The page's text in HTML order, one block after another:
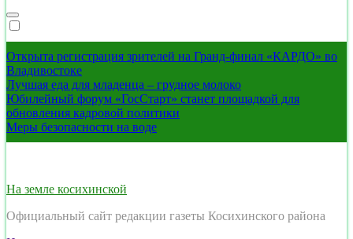
Открыта регистрация зрителей на Гранд-финал «КАРДО» во
Владивостоке
Лучшая еда для младенца – грудное молоко
Юбилейный форум «ГосСтарт» станет площадкой для
обновления кадровой политики
Меры безопасности на воде
На земле косихинской
Официальный сайт редакции газеты Косихинского района